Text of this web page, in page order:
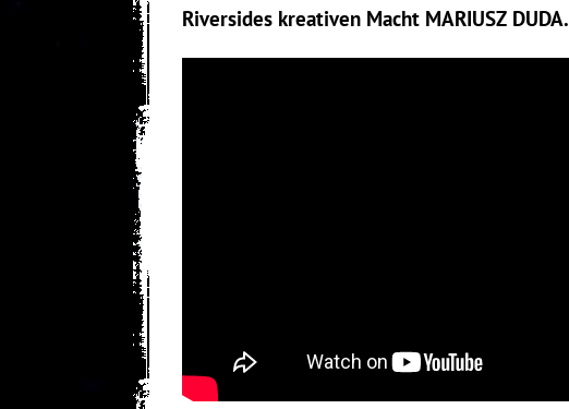
Riversides kreativen Macht MARIUSZ DUDA.